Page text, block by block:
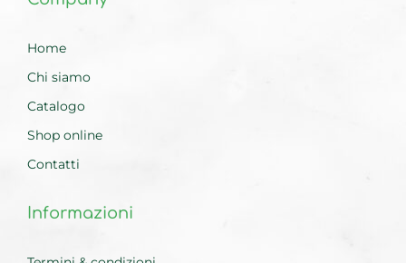
Home
Chi siamo
Catalogo
Shop online
Contatti
Informazioni